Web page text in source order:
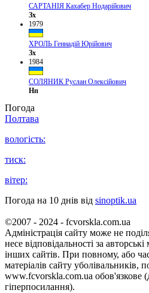
САРТАНІЯ Кахабер Нодарійович
Зх
1979
ХРОЛЬ Геннадій Юрійович
Зх
1984
СОЛЯНИК Руслан Олексійович
Нп
Погода
Полтава
вологість:
тиск:
вітер:
Погода на 10 днів від sinoptik.ua
©2007 - 2024 - fcvorskla.com.ua
Адміністрація сайту може не
несе відповідальності за
інших сайтів. При повному, або
матеріалів сайту уболівальників,
www.fcvorskla.com.ua обов'язкове
гіперпосилання).